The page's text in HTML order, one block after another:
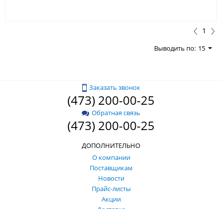
1
Выводить по: 15
Заказать звонок
(473) 200-00-25
Обратная связь
(473) 200-00-25
ДОПОЛНИТЕЛЬНО
О компании
Поставщикам
Новости
Прайс-листы
Акции